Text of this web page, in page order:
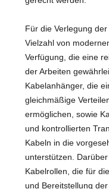
Für die Verlegung
Vielzahl von
Verfügung, die eine
der Arbeiten
Kabelanhänger, die
gleichmäßige
ermöglichen, sowie
und kontrollierten
Kabeln in die
unterstützen.
Kabelrollen, die für
und Bereitstellung